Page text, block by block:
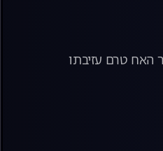
האח טרם עזיבתו